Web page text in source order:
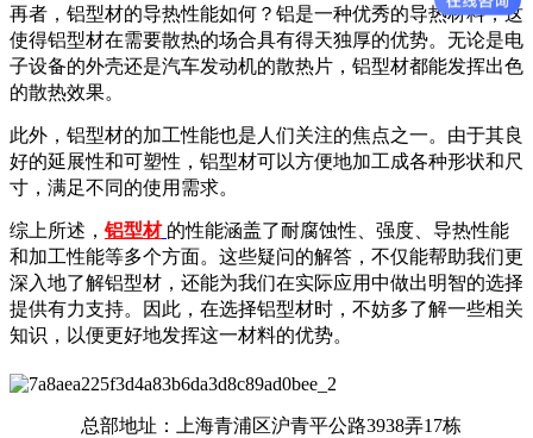
再者，铝型材的导热性能如何？铝是一种优秀的导热材料，这
使得铝型材在需要散热的场合具有得天独厚的优势。无论是电
子设备的外壳还是汽车发动机的散热片，铝型材都能发挥出色
的散热效果。
此外，铝型材的加工性能也是人们关注的焦点之一。由于其良
好的延展性和可塑性，铝型材可以方便地加工成各种形状和尺
寸，满足不同的使用需求。
综上所述，铝型材 的性能涵盖了耐腐蚀性、强度、导热性能
和加工性能等多个方面。这些疑问的解答，不仅能帮助我们更
深入地了解铝型材，还能为我们在实际应用中做出明智的选择
提供有力支持。因此，在选择铝型材时，不妨多了解一些相关
知识，以便更好地发挥这一材料的优势。
总部地址：上海青浦区沪青平公路3938弄17栋